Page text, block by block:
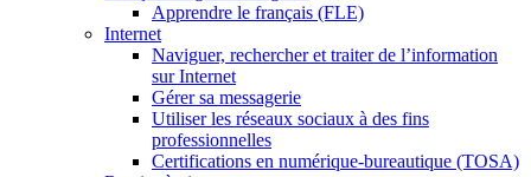
Apprendre le français (FLE)
Internet
Naviguer, rechercher et traiter de l’information
sur Internet
Gérer sa messagerie
Utiliser les réseaux sociaux à des fins
professionnelles
Certifications en numérique-bureautique (TOSA)